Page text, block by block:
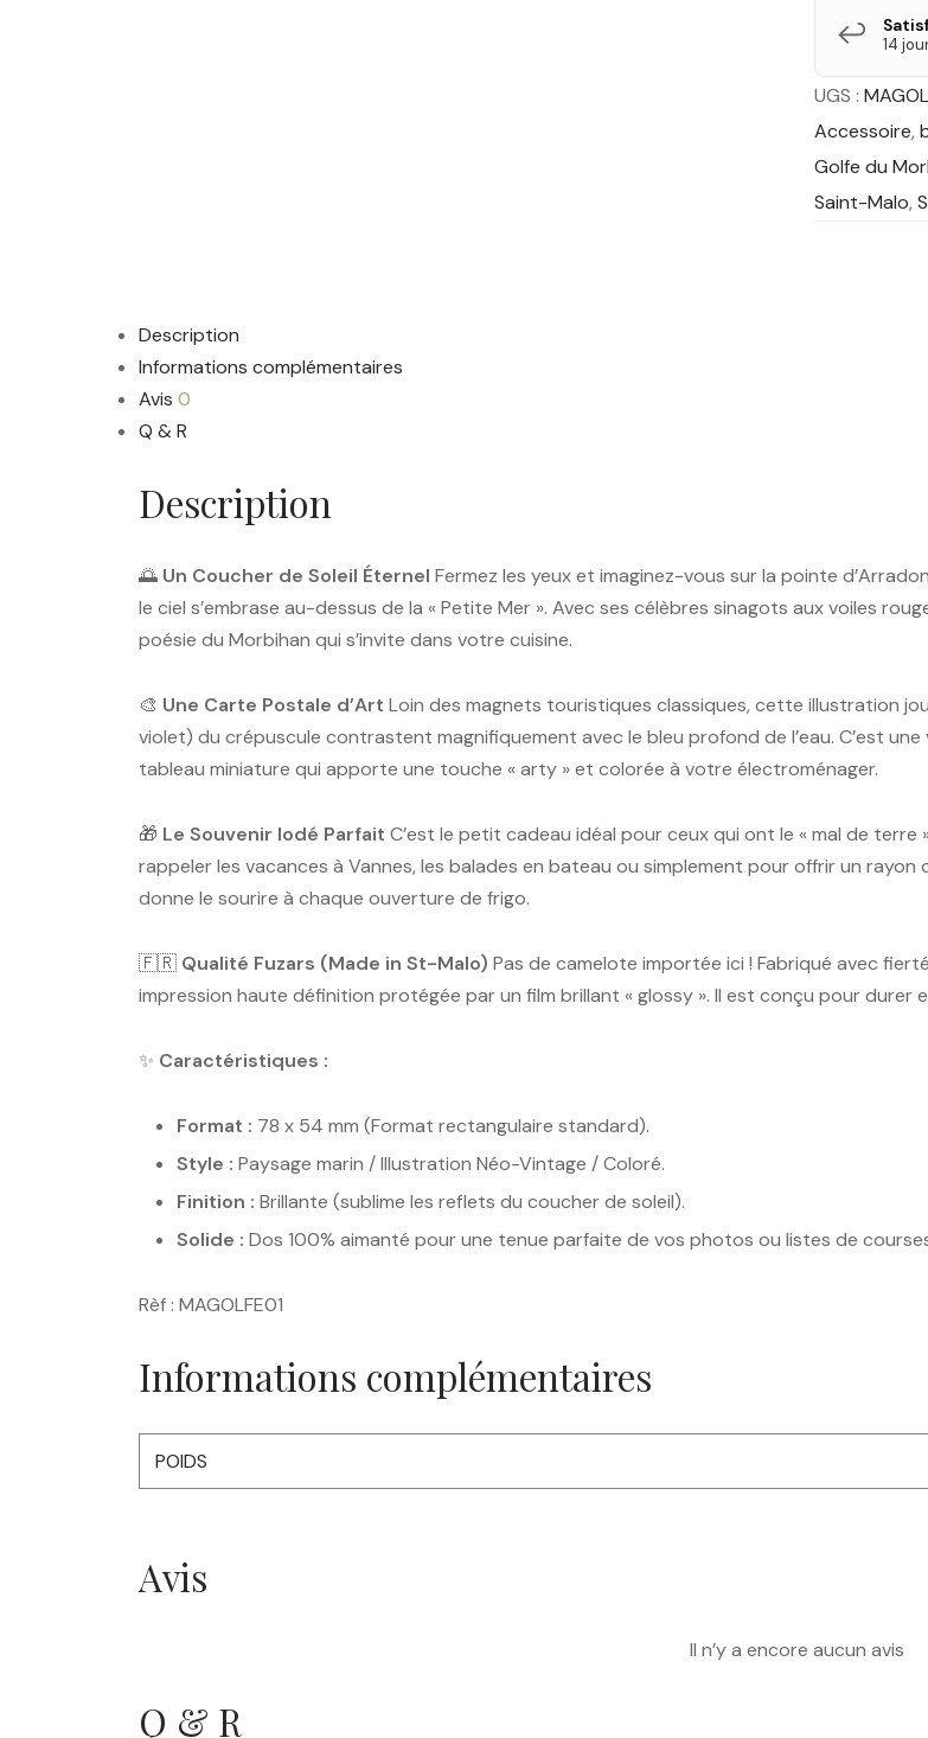
↩️ 14
UGS :
Accessoire,
Golfe du
Saint-Malo,
Description
Informations complémentaires
Avis 0
Q & R
Description
🌅 Un Coucher de Soleil Éternel Fermez les yeux et imaginez-vous sur la pointe
le ciel s’embrase au-dessus de la « Petite Mer ». Avec ses célèbres sinagots aux voiles
poésie du Morbihan qui s’invite dans votre cuisine.
🎨 Une Carte Postale d’Art Loin des magnets touristiques classiques, cette illustration
violet) du crépuscule contrastent magnifiquement avec le bleu profond de l’eau. C’est
tableau miniature qui apporte une touche « arty » et colorée à votre électroménager.
🎁 Le Souvenir Iodé Parfait C’est le petit cadeau idéal pour ceux qui ont le « mal de
rappeler les vacances à Vannes, les balades en bateau ou simplement pour offrir un
donne le sourire à chaque ouverture de frigo.
🇫🇷 Qualité Fuzars (Made in St-Malo) Pas de camelote importée ici ! Fabriqué avec
impression haute définition protégée par un film brillant « glossy ». Il est conçu pour
✨ Caractéristiques :
Format : 78 x 54 mm (Format rectangulaire standard).
Style : Paysage marin / Illustration Néo-Vintage / Coloré.
Finition : Brillante (sublime les reflets du coucher de soleil).
Solide : Dos 100% aimanté pour une tenue parfaite de vos photos ou listes de
Rèf : MAGOLFE01
Informations complémentaires
POIDS
Avis
Il n’y a encore aucun avis
Q & R